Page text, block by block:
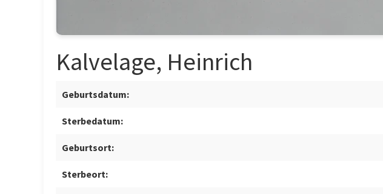
Kalvelage, Heinrich
Geburtsdatum:
Sterbedatum:
Geburtsort:
Sterbeort: